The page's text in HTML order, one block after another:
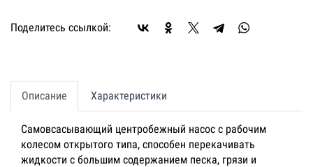
Поделитесь ссылкой:
Описание Характеристики
Самовсасывающий центробежный насос с рабочим
колесом открытого типа, способен перекачивать
жидкости с большим содержанием песка, грязи и